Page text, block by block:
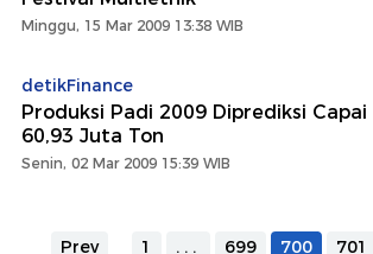
Minggu, 15 Mar 2009 13:38 WIB
detikFinance
Produksi Padi 2009 Diprediksi Capai
60,93 Juta Ton
Senin, 02 Mar 2009 15:39 WIB
Prev 1 ... 699 700 701